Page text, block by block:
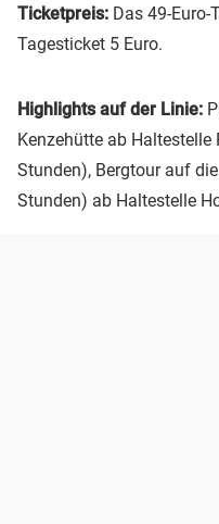
Ticketpreis: Das 49-
Tagesticket 5 Euro.
Highlights auf der Linie:
Kenzehütte ab
Stunden), Bergtour auf
Stunden) ab Haltestelle